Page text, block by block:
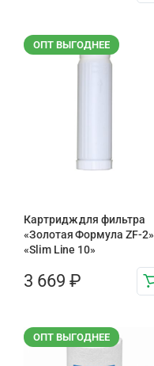
ОПТ ВЫГОДНЕЕ
Картридж для фильтра
«Золотая Формула ZF-2»
«Slim Line 10»
3 669 ₽
ОПТ ВЫГОДНЕЕ